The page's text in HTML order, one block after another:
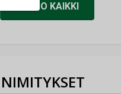
KATSO KAIKKI
NIMITYKSET